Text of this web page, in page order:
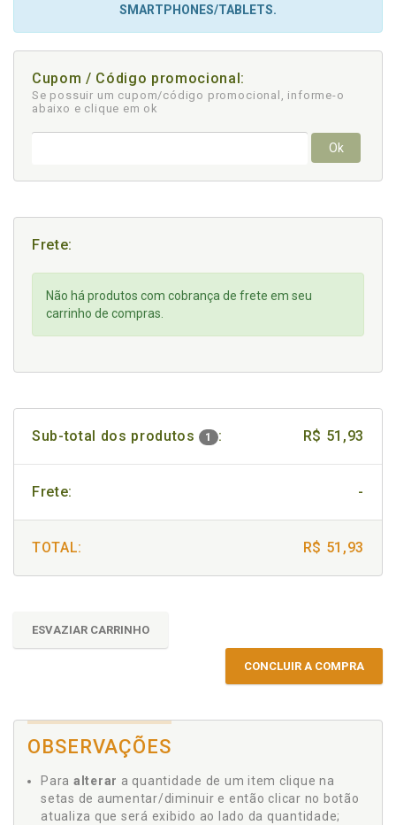
SMARTPHONES/TABLETS.
Cupom / Código promocional:
Se possuir um cupom/código promocional, informe-o
abaixo e clique em ok
Ok
Frete:
Não há produtos com cobrança de frete em seu
carrinho de compras.
Sub-total dos produtos 1 : R$ 51,93
Frete: -
TOTAL: R$ 51,93
ESVAZIAR CARRINHO
CONCLUIR A COMPRA
OBSERVAÇÕES
Para alterar a quantidade de um item clique na
setas de aumentar/diminuir e então clicar no botão
atualiza que será exibido ao lado da quantidade;